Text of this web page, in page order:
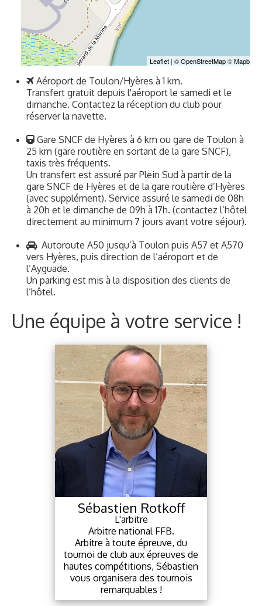
Autoroute A50 jusqu’à Toulon puis A57 et A570
vers Hyères, puis direction de l’aéroport et de
l’Ayguade.
Un parking est mis à la disposition des clients de
l’hôtel.
Une équipe à votre service !
L'arbitre
tournoi de club aux épreuves de
hautes compétitions, Sébastien
remarquables !
Nicolas Lhuissier
Le pédagogue
Roi de la pédagogie et joueur de
bridge international, Nicolas vous
enchantera par ses talents
d’orateur.